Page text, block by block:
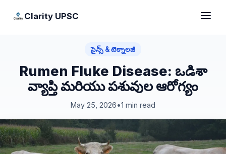
Clarity UPSC
సైన్స్ & టెక్నాలజీ
Rumen Fluke Disease: ఒడిశా
వ్యాప్తి మరియు పశువుల ఆరోగ్యం
May 25, 2026•1 min read